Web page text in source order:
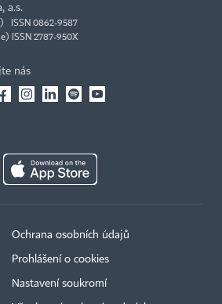
a.s.
ISSN 0862-9587
ISSN 2787-950X
nás
Ochrana osobních údajů
Prohlášení o cookies
Nastavení soukromí